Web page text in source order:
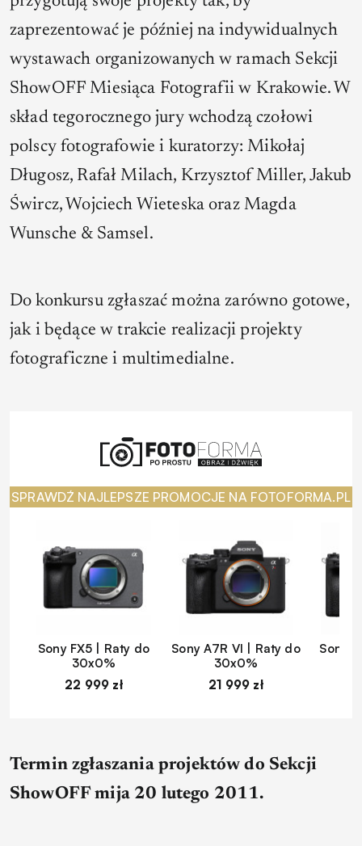
zaprezentować je później na indywidualnych
wystawach organizowanych w ramach Sekcji
ShowOFF Miesiąca Fotografii w Krakowie. W
skład tegorocznego jury wchodzą czołowi
polscy fotografowie i kuratorzy: Mikołaj
Długosz, Rafał Milach, Krzysztof Miller, Jakub
Śwircz, Wojciech Wieteska oraz Magda
Wunsche & Samsel.
Do konkursu zgłaszać można zarówno gotowe,
jak i będące w trakcie realizacji projekty
fotograficzne i multimedialne.
SPRAWDŹ NAJLEPSZE PROMOCJE NA FOTOFORMA.PL
Sony FX5 | Raty do
30x0%
22 999 zł
Sony A7R VI | Raty do
30x0%
21 999 zł
Sony
Termin zgłaszania projektów do Sekcji
ShowOFF mija 20 lutego 2011.